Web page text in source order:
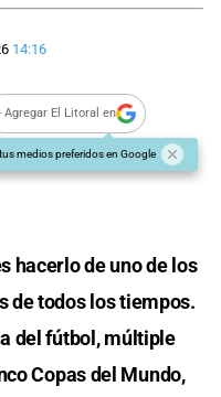
14:16
Agregar El Litoral en
medios preferidos en Google
hacerlo de uno de los
de todos los tiempos.
del fútbol, múltiple
Copas del Mundo,